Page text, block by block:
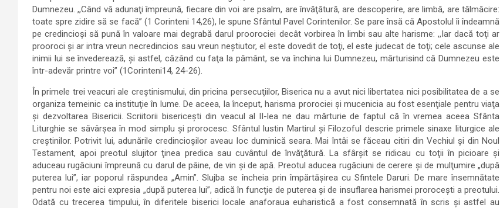
Dumnezeu. ,,Când vă adunaţi împreună, fiecare din voi are psalm, are învăţătură, are descoperire, are limbă, are tălmăcire:
toate spre zidire să se facă” (1 Corinteni 14,26), le spune Sfântul Pavel Corintenilor. Se pare însă că Apostolul îi îndeamnă
pe credincioşi să pună în valoare mai degrabă darul proorociei decât vorbirea în limbi sau alte harisme: ,,Iar dacă toţi ar
prooroci şi ar intra vreun necredincios sau vreun neştiutor, el este dovedit de toţi, el este judecat de toţi; cele ascunse ale
inimii lui se învederează, şi astfel, căzând cu faţa la pământ, se va închina lui Dumnezeu, mărturisind că Dumnezeu este
într-adevăr printre voi” (1Corinteni14, 24-26).
În primele trei veacuri ale creştinismului, din pricina persecuţiilor, Biserica nu a avut nici libertatea nici posibilitatea de a se
organiza temeinic ca instituţie în lume. De aceea, la început, harisma prorociei şi mucenicia au fost esenţiale pentru viaţa
şi dezvoltarea Bisericii. Scriitorii bisericeşti din veacul al lI-lea ne dau mărturie de faptul că în vremea aceea Sfânta
Liturghie se săvârşea în mod simplu şi prorocesc. Sfântul lustin Martirul şi Filozoful descrie primele sinaxe liturgice ale
creştinilor. Potrivit lui, adunările credincioşilor aveau loc duminică seara. Mai întâi se făceau citiri din Vechiul şi din Noul
Testament, apoi preotul slujitor ţinea predica sau cuvântul de învăţătură. La sfârşit se ridicau cu toţii în picioare şi
aduceau rugăciuni împreună cu darul de pâine, de vin şi de apă. Preotul aducea rugăciuni de cerere şi de mulţumire „după
puterea lui”, iar poporul răspundea „Amin”. Slujba se încheia prin împărtăşirea cu Sfintele Daruri. De mare însemnătate
pentru noi este aici expresia „după puterea lui”, adică în funcţie de puterea şi de insuflarea harismei proroceşti a preotului.
Odată cu trecerea timpului, în diferitele biserici locale anaforaua euharistică a fost consemnată în scris şi astfel au